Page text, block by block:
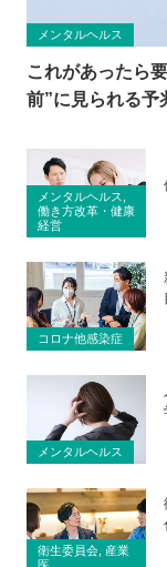
メンタルヘルス
これがあったら
前”に見られる予
メンタルヘルス,
働き方改革・健康
経営
コロナ他感染症
メンタルヘルス
衛生委員会, 産業